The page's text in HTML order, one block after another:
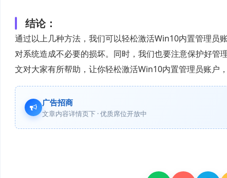
结论：
通过以上几种方法，我们可以轻松激活Win10内置管理员
对系统造成不必要的损坏。同时，我们也要注意保护好管
文对大家有所帮助，让你轻松激活Win10内置管理员账户
广告招商
文章内容详情页下 · 优质席位开放中